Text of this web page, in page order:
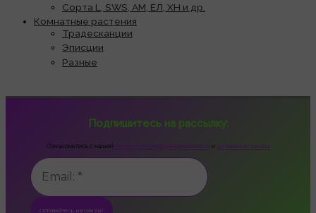
Сорта L, SWS, АМ, ЕЛ, ХН и др.
Комнатные растения
Традесканции
Эписции
Разные
Подпишитесь на рассылку:
Ознакомьтесь с нашей и условиями заказа.